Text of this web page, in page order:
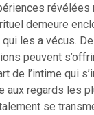
révélées
demeure
les a vécus.
peuvent
de l’intime qui
aux regards les
se